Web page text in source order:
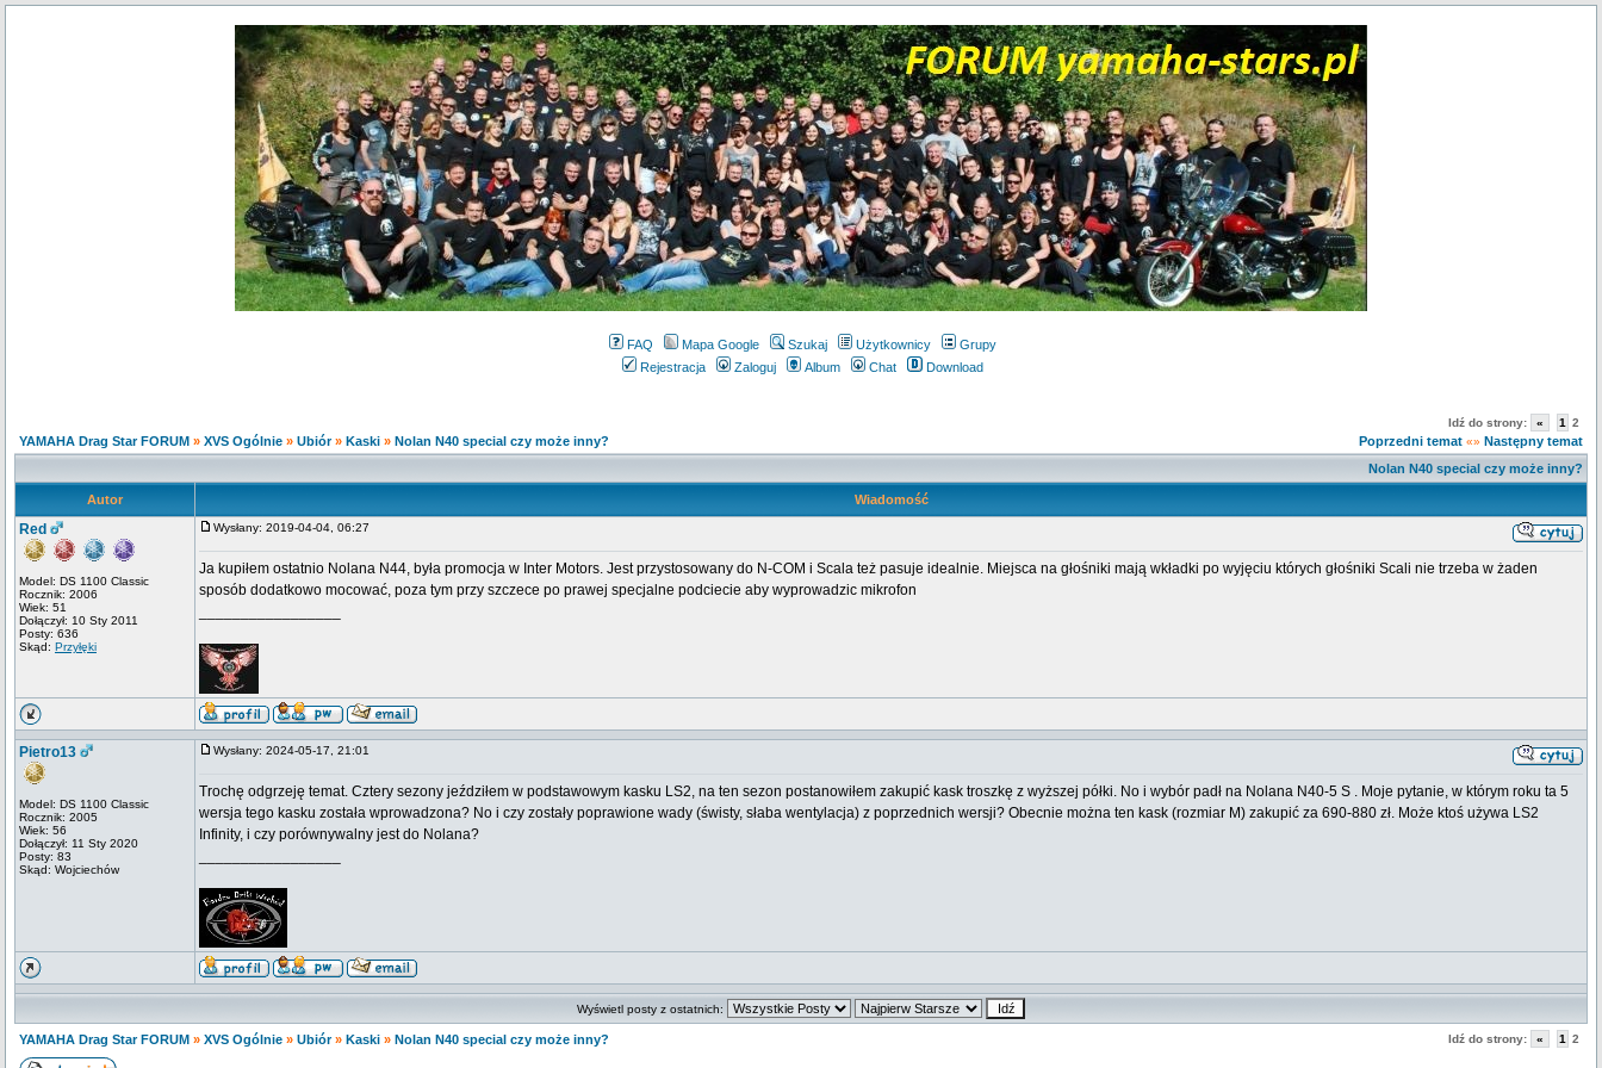
FAQ Mapa Google Szukaj Użytkownicy
Grupy
Rejestracja
Zaloguj Album Chat Download
YAMAHA Drag Star FORUM » XVS Ogólnie » Ubiór» Kaski » Nolan N40 special czy może inny?
Idź do strony: « 1 2
Poprzedni temat «» Następny temat
Nolan N40 special czy może inny?
Autor Wiadomość
Red
Model: DS 1100 Classic
Rocznik: 2006
Wiek: 51
Dołączył: 10 Sty 2011
Posty: 636
Skąd: Przyłęki
Wysłany: 2019-04-04, 06:27
Ja kupiłem ostatnio Nolana N44, była promocja w Inter Motors. Jest przystosowany do N-COM i Scala też pasuje idealnie. Miejsca na głośniki mają wkładki po wyjęciu których głośniki Scali nie trzeba w żaden
sposób dodatkowo mocować, poza tym przy szczece po prawej specjalne podciecie aby wyprowadzic mikrofon
Pietro13
Model: DS 1100 Classic
Rocznik: 2005
Wiek: 56
Dołączył: 11 Sty 2020
Posty: 83
Skąd: Wojciechów
Wysłany: 2024-05-17, 21:01
Trochę odgrzeję temat. Cztery sezony jeździłem w podstawowym kasku LS2, na ten sezon postanowiłem zakupić kask troszkę z wyższej półki. No i wybór padł na Nolana N40-5 S . Moje pytanie, w którym roku ta 5
wersja tego kasku została wprowadzona? No i czy zostały poprawione wady (świsty, słaba wentylacja) z poprzednich wersji? Obecnie można ten kask (rozmiar M) zakupić za 690-880 zł. Może ktoś używa LS2
Infinity, i czy porównywalny jest do Nolana?
Wyświetl posty z ostatnich:
YAMAHA Drag Star FORUM » XVS Ogólnie » Ubiór» Kaski » Nolan N40 special czy może inny? Idź do strony: « 1 2